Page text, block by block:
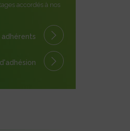
accordés à nos
adhérents
d'adhésion